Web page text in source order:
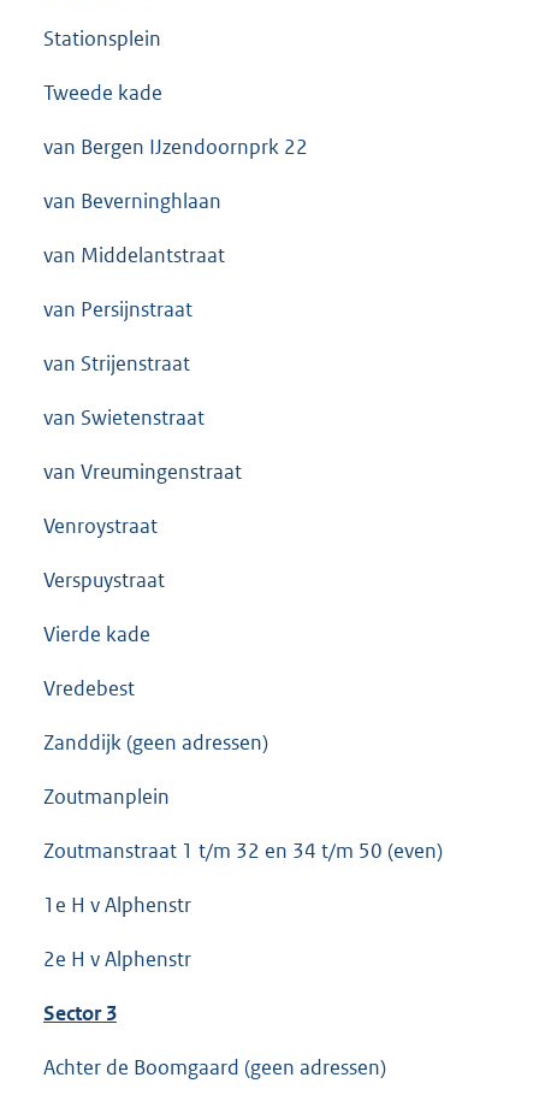
Stationsplein
Tweede kade
van Bergen IJzendoornprk 22
van Beverninghlaan
van Middelantstraat
van Persijnstraat
van Strijenstraat
van Swietenstraat
van Vreumingenstraat
Venroystraat
Verspuystraat
Vierde kade
Vredebest
Zanddijk (geen adressen)
Zoutmanplein
Zoutmanstraat 1 t/m 32 en 34 t/m 50 (even)
1e H v Alphenstr
2e H v Alphenstr
Sector 3
Achter de Boomgaard (geen adressen)